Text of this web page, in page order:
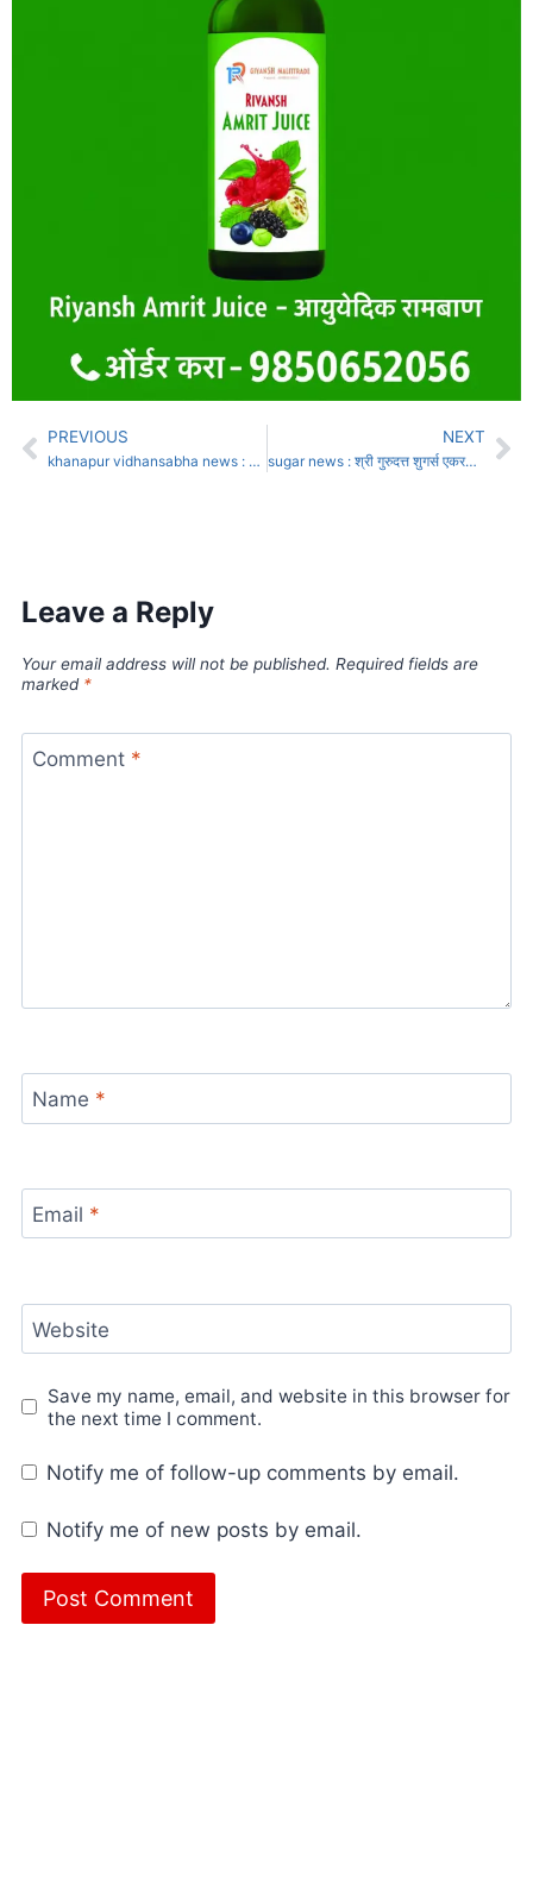
PREVIOUS
khanapur vidhansabha news : बाबर गटाचा यशस्वी सूत्रधार अमोलदादा बाबर
NEXT
sugar news : श्री गुरुदत्त शुगर्स एकरकमी विनाकपात पहिली उचल 3150 रूपये प्रतिटन दर देणार –
Leave a Reply
Your email address will not be published. Required fields are
marked *
Comment *
Name *
Email *
Website
Save my name, email, and website in this browser for
the next time I comment.
Notify me of follow-up comments by email.
Notify me of new posts by email.